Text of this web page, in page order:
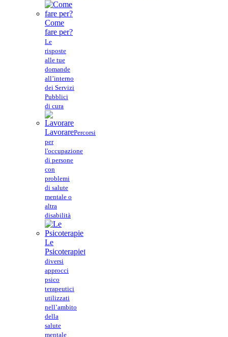
Come
fare per?
Le
risposte
alle tue
domande
all’interno
dei Servizi
Pubblici
di cura
LavorarePercorsi
per
l'occupazione
di persone
con
problemi
di salute
mentale o
altra
disabilità
Le
PsicoterapieI
diversi
approcci
psico
terapeutici
utilizzati
nell’ambito
della
salute
mentale